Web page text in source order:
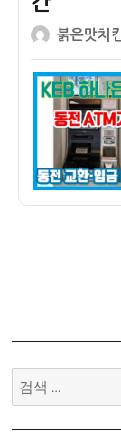
글
쓴
이
붉은맛치
검
색: